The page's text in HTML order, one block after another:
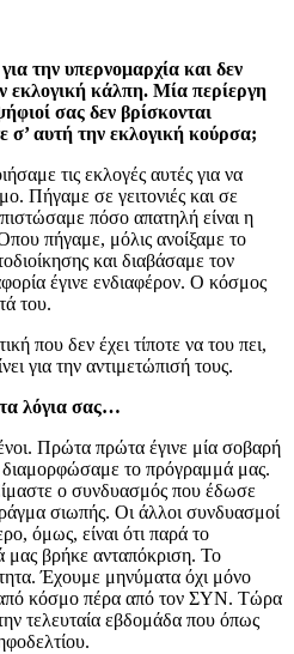
την υπερνομαρχία και δεν
εκλογική κάλπη. Μία περίεργη
σας δεν βρίσκονται
σ’ αυτή την εκλογική κούρσα;
τις εκλογές αυτές για να
Πήγαμε σε γειτονιές και σε
πόσο απατηλή είναι η
πήγαμε, μόλις ανοίξαμε το
και διαβάσαμε τον
έγινε ενδιαφέρον. Ο κόσμος
του.
που δεν έχει τίποτε να του πει,
για την αντιμετώπισή τους.
λόγια σας…
Πρώτα πρώτα έγινε μία σοβαρή
το πρόγραμμά μας.
ο συνδυασμός που έδωσε
σιωπής. Οι άλλοι συνδυασμοί
όμως, είναι ότι παρά το
μας βρήκε ανταπόκριση. Το
Έχουμε μηνύματα όχι μόνο
κόσμο πέρα από τον ΣΥΝ. Τώρα
τελευταία εβδομάδα που όπως